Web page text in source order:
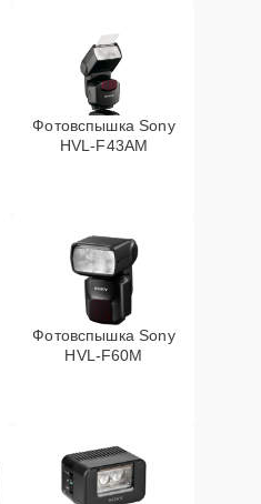
Фотовспышка Sony
HVL-F43AM
Фотовспышка Sony
HVL-F60M